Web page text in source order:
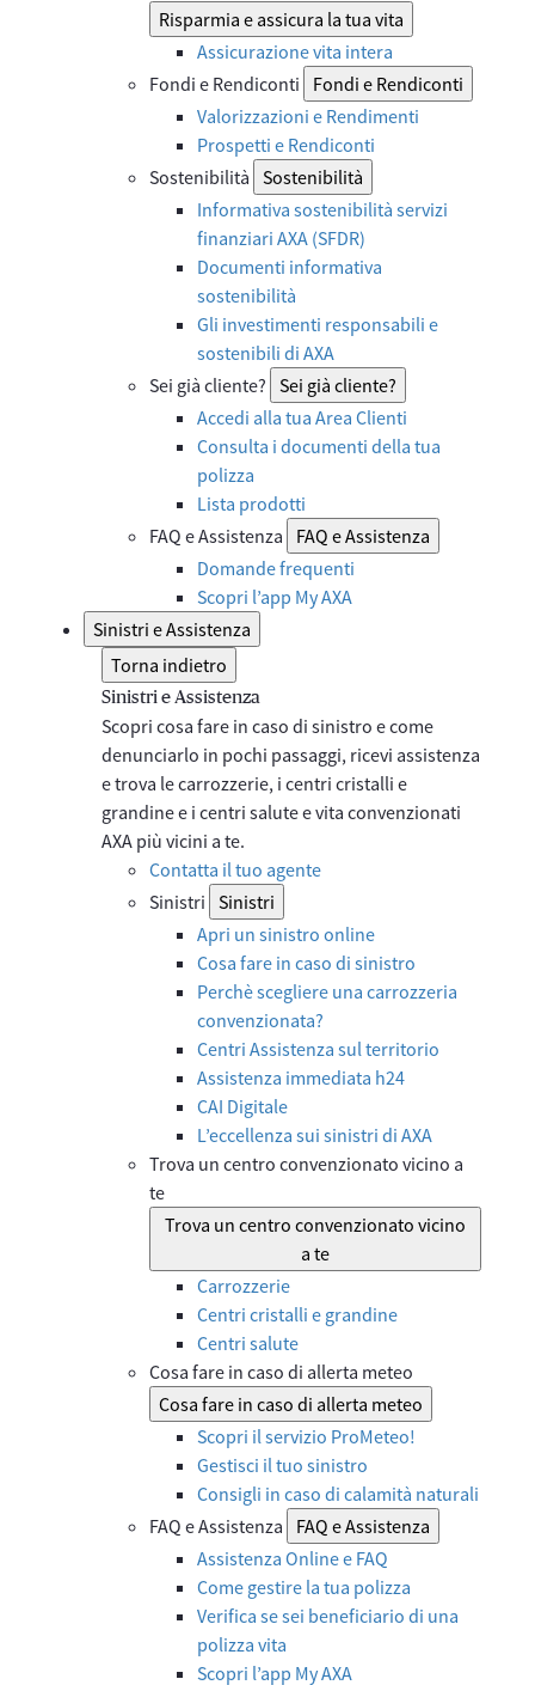
Risparmia e assicura la tua vita
Assicurazione vita intera
Fondi e Rendiconti
Fondi e Rendiconti
Valorizzazioni e Rendimenti
Prospetti e Rendiconti
Sostenibilità Sostenibilità
Informativa sostenibilità servizi
finanziari AXA (SFDR)
Documenti informativa
sostenibilità
Gli investimenti responsabili e
sostenibili di AXA
Sei già cliente? Sei già cliente?
Accedi alla tua Area Clienti
Consulta i documenti della tua
polizza
Lista prodotti
FAQ e Assistenza
FAQ e Assistenza
Domande frequenti
Scopri l’app My AXA
Sinistri e Assistenza
Torna indietro
Sinistri e Assistenza
Scopri cosa fare in caso di sinistro e come
denunciarlo in pochi passaggi, ricevi assistenza
e trova le carrozzerie, i centri cristalli e
grandine e i centri salute e vita convenzionati
AXA più vicini a te.
Contatta il tuo agente
Sinistri Sinistri
Apri un sinistro online
Cosa fare in caso di sinistro
Perchè scegliere una carrozzeria
convenzionata?
Centri Assistenza sul territorio
Assistenza immediata h24
CAI Digitale
L’eccellenza sui sinistri di AXA
Trova un centro convenzionato vicino a
te
Trova un centro convenzionato vicino
a te
Carrozzerie
Centri cristalli e grandine
Centri salute
Cosa fare in caso di allerta meteo
Cosa fare in caso di allerta meteo
Scopri il servizio ProMeteo!
Gestisci il tuo sinistro
Consigli in caso di calamità naturali
FAQ e Assistenza
FAQ e Assistenza
Assistenza Online e FAQ
Come gestire la tua polizza
Verifica se sei beneficiario di una
polizza vita
Scopri l’app My AXA